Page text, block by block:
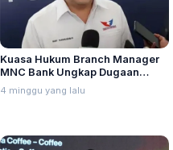
Kuasa Hukum Branch Manager
MNC Bank Ungkap Dugaan
Penganiayaan oleh Hary Tanoe
di MNC Towe
4 minggu yang lalu